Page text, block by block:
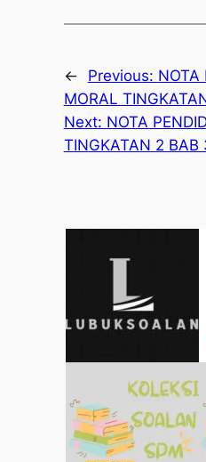
← Previous: NOTA
MORAL
Next: NOTA
TINGKATAN 2 BAB